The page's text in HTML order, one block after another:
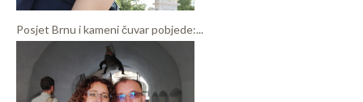
Posjet Brnu i kameni čuvar pobjede:...